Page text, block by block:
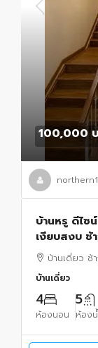
100,000
northern1
บ้านหรู ดีไซ
เงียบสงบ ช้
บ้านเดี่ยว ช้
บ้านเดี่ยว
4
ห้องนอน
5
ห้องน้